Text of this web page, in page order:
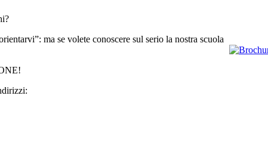
ma se volete conoscere sul serio la nostra scuola